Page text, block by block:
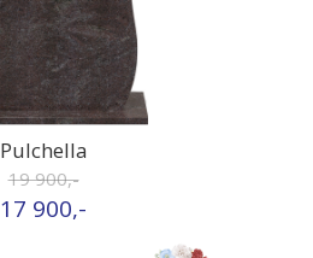
Pulchella
19 900,-
17 900,-